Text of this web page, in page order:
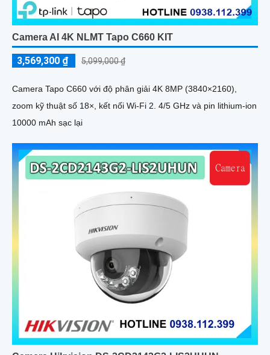
Camera AI 4K NLMT Tapo C660 KIT
3,569,300 ₫ 5,099,000 ₫
Camera Tapo C660 với độ phân giải 4K 8MP (3840×2160),
zoom kỹ thuật số 18×, kết nối Wi-Fi 2. 4/5 GHz và pin lithium-ion
10000 mAh sạc lại